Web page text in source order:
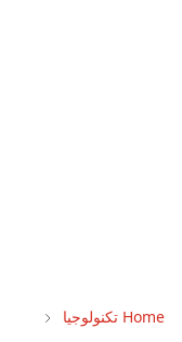
Home تكنولوجيا